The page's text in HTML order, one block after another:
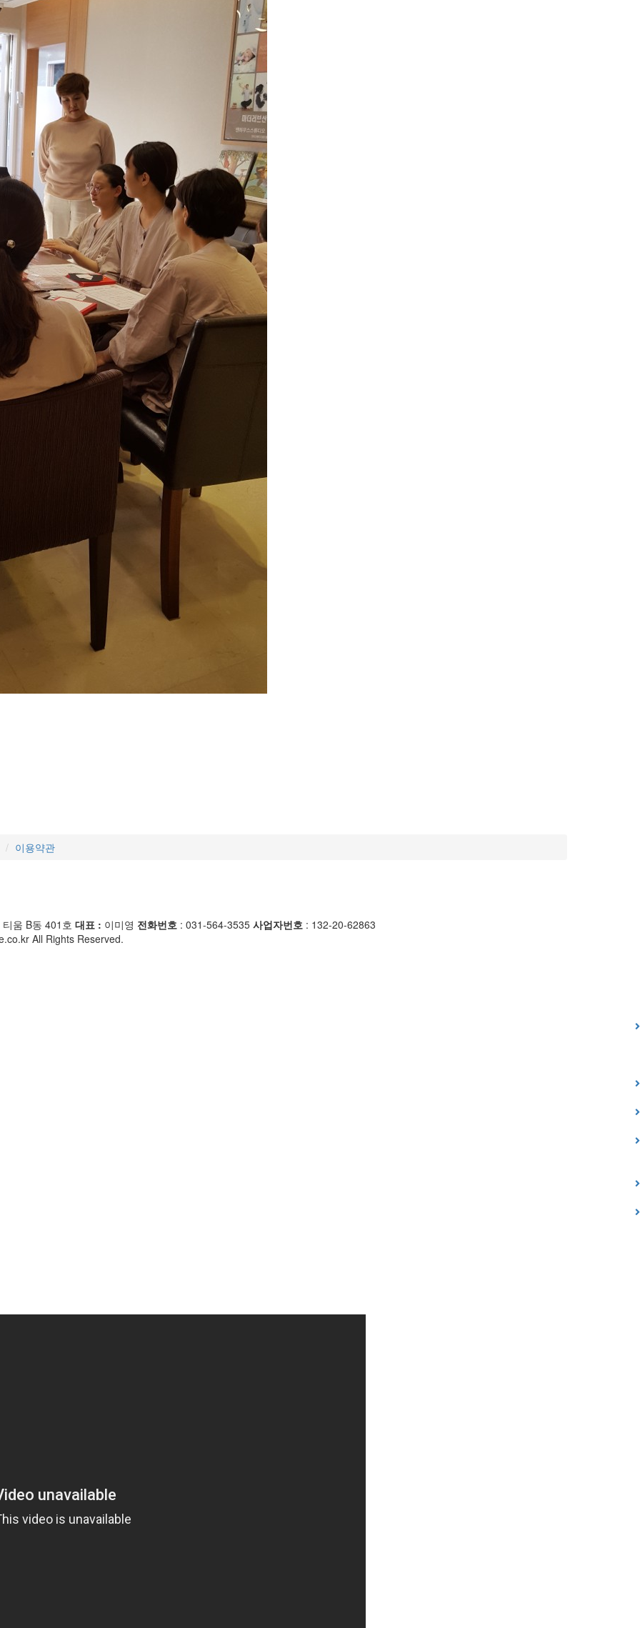
이용약관
움 B동 401호 대표 : 이미영 전화번호 : 031-564-3535 사업자번호 : 132-20-62863
All Rights Reserved.